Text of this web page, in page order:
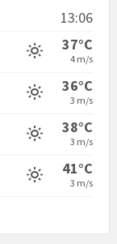
13:06
37°C
4 m/s
36°C
3 m/s
38°C
3 m/s
41°C
3 m/s